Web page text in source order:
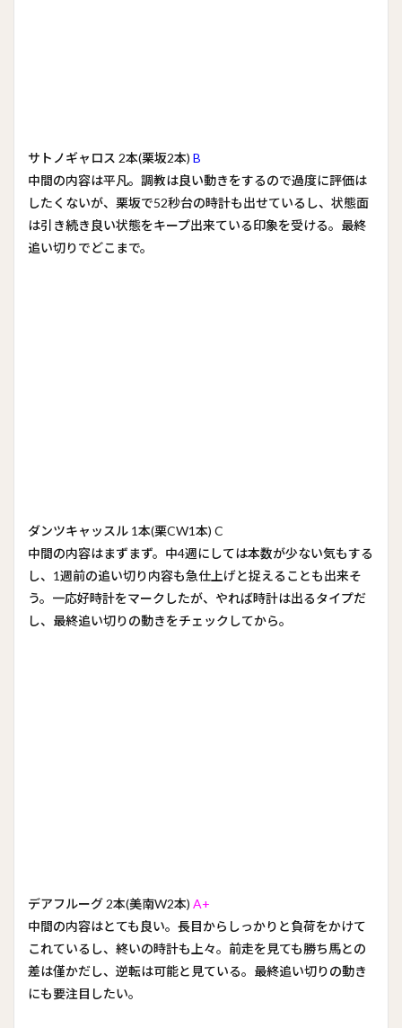
サトノギャロス 2本(栗坂2本) B
中間の内容は平凡。調教は良い動きをするので過度に評価は
したくないが、栗坂で52秒台の時計も出せているし、状態面
は引き続き良い状態をキープ出来ている印象を受ける。最終
追い切りでどこまで。
ダンツキャッスル 1本(栗CW1本) C
中間の内容はまずまず。中4週にしては本数が少ない気もする
し、1週前の追い切り内容も急仕上げと捉えることも出来そ
う。一応好時計をマークしたが、やれば時計は出るタイプだ
し、最終追い切りの動きをチェックしてから。
デアフルーグ 2本(美南W2本) A+
中間の内容はとても良い。長目からしっかりと負荷をかけて
これているし、終いの時計も上々。前走を見ても勝ち馬との
差は僅かだし、逆転は可能と見ている。最終追い切りの動き
にも要注目したい。